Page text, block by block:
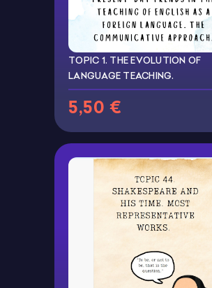
TOPIC 1. THE EVOLUTION OF
LANGUAGE TEACHING.
5,50 €